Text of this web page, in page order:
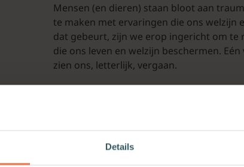
Details
Mensen (en dieren) staan bloot aan
te maken met ervaringen die ons welzijn
dat gebeurt, zijn we erop ingericht om te
die ons leven en welzijn beschermen.
zien ons, letterlijk, vergaan.
Anneke Oppewal Leiderschap